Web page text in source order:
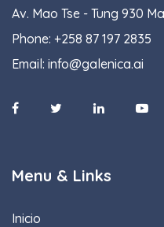
Av. Mao Tse - Tung 930
Phone: +258 87 197 2835
Email: info@galenica.ai
Menu & Links
Inicio